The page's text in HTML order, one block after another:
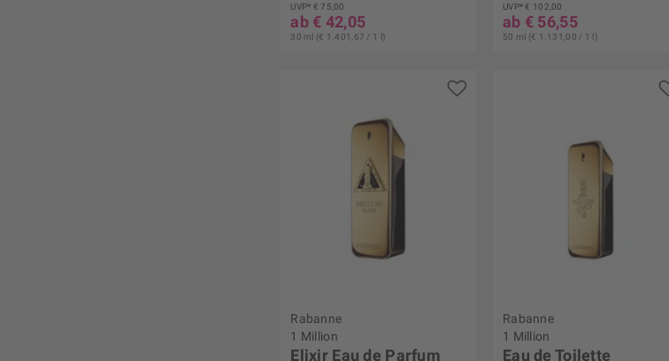
UVP* € 75,00
ab € 42,05
30 ml (€ 1.401,67 / 1 l)
UVP* € 102,00
ab € 56,55
50 ml (€ 1.131,00 / 1 l)
Rabanne
1 Million
Elixir Eau de Parfum
Rabanne
1 Million
Eau de Toilette